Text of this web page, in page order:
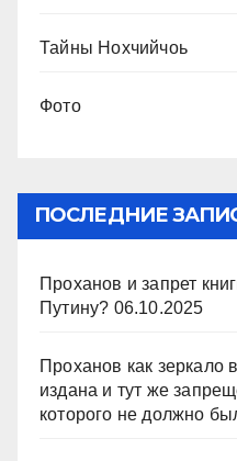
Тайны Нохчийчоь
Фото
ПОСЛЕДНИЕ
Проханов и запрет
Путину? 06.10.2025
Проханов как зеркало
издана и тут же
которого не должно